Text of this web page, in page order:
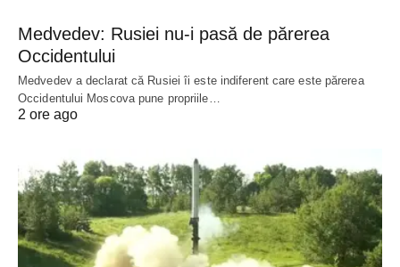
Medvedev: Rusiei nu-i pasă de părerea
Occidentului
Medvedev a declarat că Rusiei îi este indiferent care este părerea
Occidentului Moscova pune propriile…
2 ore ago